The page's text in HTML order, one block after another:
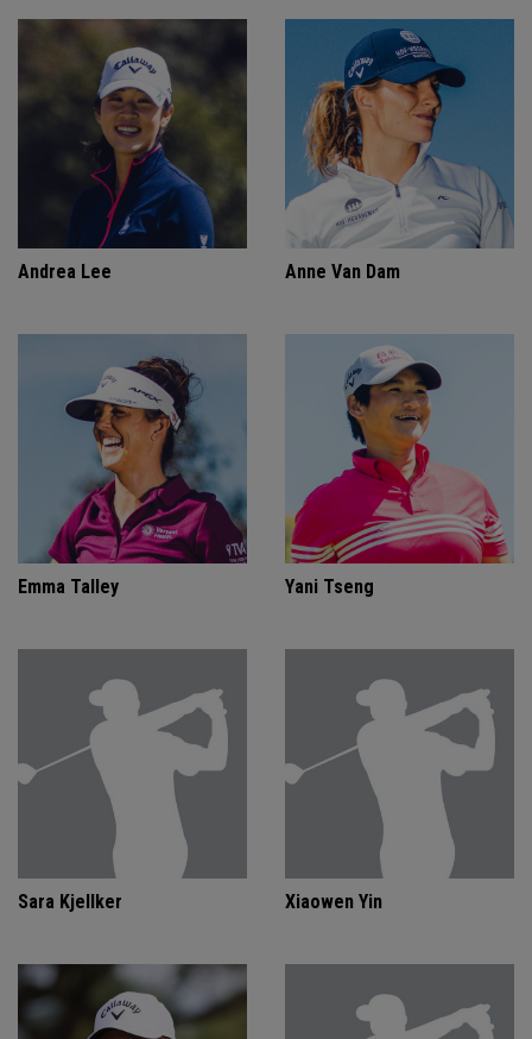
Andrea Lee Anne Van Dam
Emma Talley Yani Tseng
Sara Kjellker Xiaowen Yin